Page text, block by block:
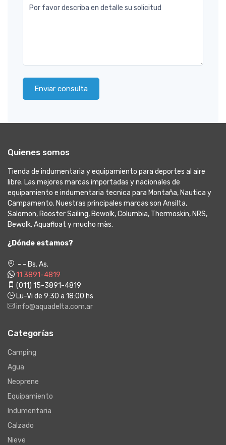
Por favor describa en detalle su solicitud
Enviar consulta
Quienes somos
Tienda de indumentaria y equipamiento para deportes al aire
libre. Las mejores marcas importadas y nacionales de
equipamiento e indumentaria tecnica para Montaña, Nautica y
Campamento. Nuestras principales marcas son Ansilta,
Salomon, Rooster Sailing, Bewolk, Columbia, Thermoskin, NRS,
Bewolk, Aquafloat y mucho màs.
¿Dónde estamos?
- - Bs. As.
11 3891-4819
(011) 15-3891-4819
Lu-Vi de 9:30 a 18:00 hs
info@aquadelta.com.ar
Categorías
Camping
Agua
Neoprene
Equipamiento
Indumentaria
Calzado
Nieve